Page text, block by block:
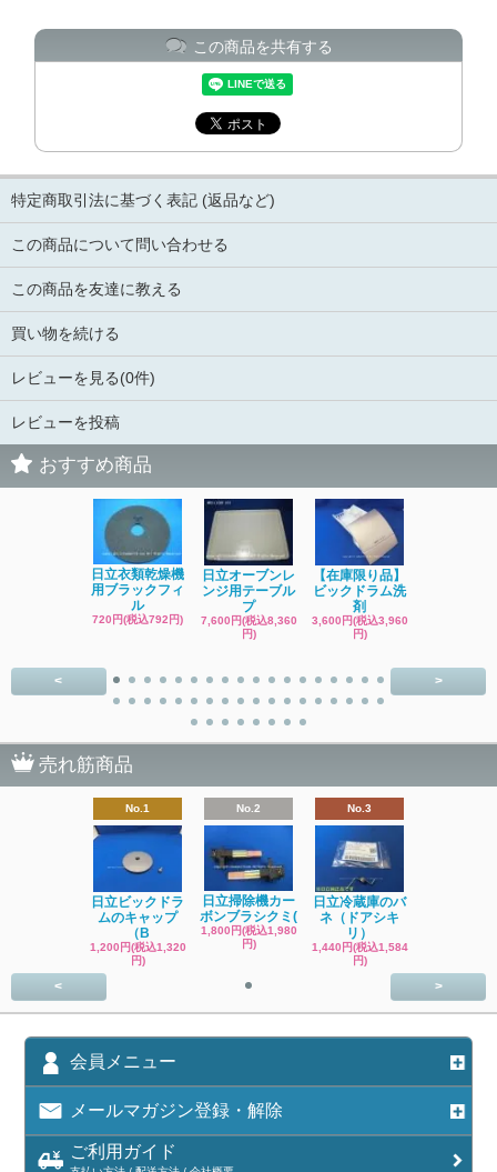
この商品を共有する
特定商取引法に基づく表記 (返品など)
この商品について問い合わせる
この商品を友達に教える
買い物を続ける
レビューを見る(0件)
レビューを投稿
おすすめ商品
日立衣類乾燥機
用ブラックフィ
ル
720円(税込792円)
日立オーブンレ
ンジ用テーブル
プ
7,600円(税込8,360
円)
【在庫限り品】
ビックドラム洗
剤
3,600円(税込3,960
円)
< >
売れ筋商品
No.1
日立ビックドラ
ムのキャップ
（B
1,200円(税込1,320
円)
No.2
日立掃除機カー
ボンブラシクミ(
1,800円(税込1,980
円)
No.3
日立冷蔵庫のバ
ネ（ドアシキ
リ）
1,440円(税込1,584
円)
< >
会員メニュー
メールマガジン登録・解除
ご利用ガイド